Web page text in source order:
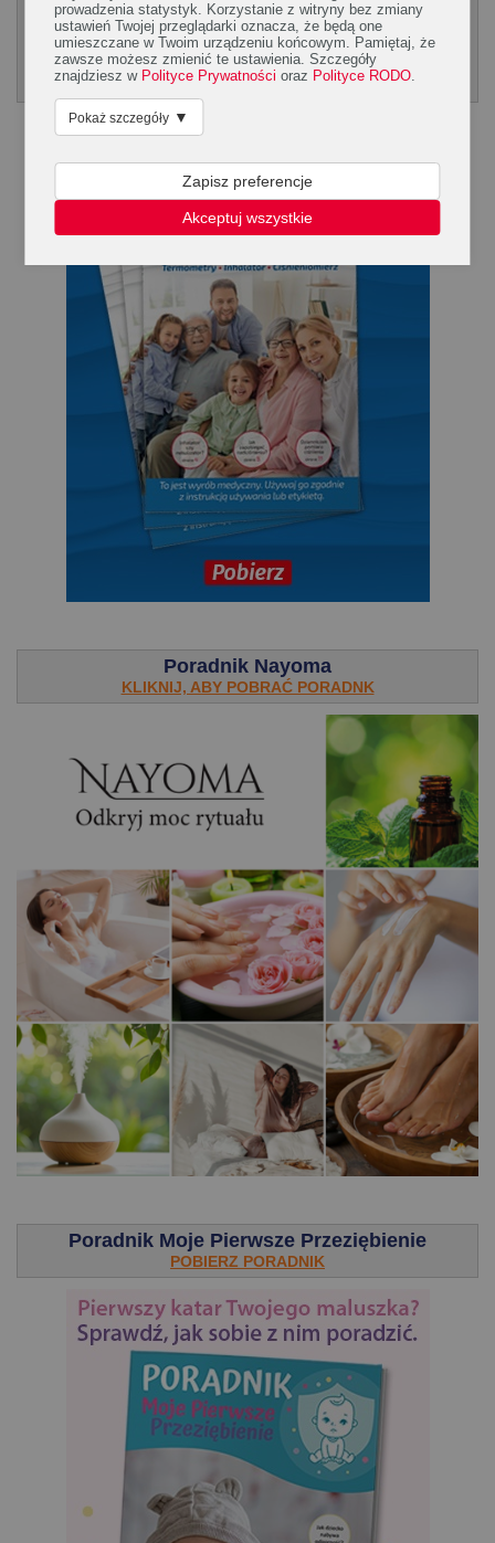
WRÓĆ 1 2 3 4 ... 14 DALEJ
Poradnik Silmed
KLIKNIJ, ABY POBRAĆ PORADNK
Poradnik Nayoma
KLIKNIJ, ABY POBRAĆ PORADNK
Poradnik Moje Pierwsze Przeziębienie
POBIERZ PORADNIK
prowadzenia statystyk. Korzystanie z witryny bez zmiany
ustawień Twojej przeglądarki oznacza, że będą one
umieszczane w Twoim urządzeniu końcowym. Pamiętaj, że
zawsze możesz zmienić te ustawienia. Szczegóły
znajdziesz w Polityce Prywatności oraz Polityce RODO.
Pokaż szczegóły ▼
Zapisz preferencje
Akceptuj wszystkie